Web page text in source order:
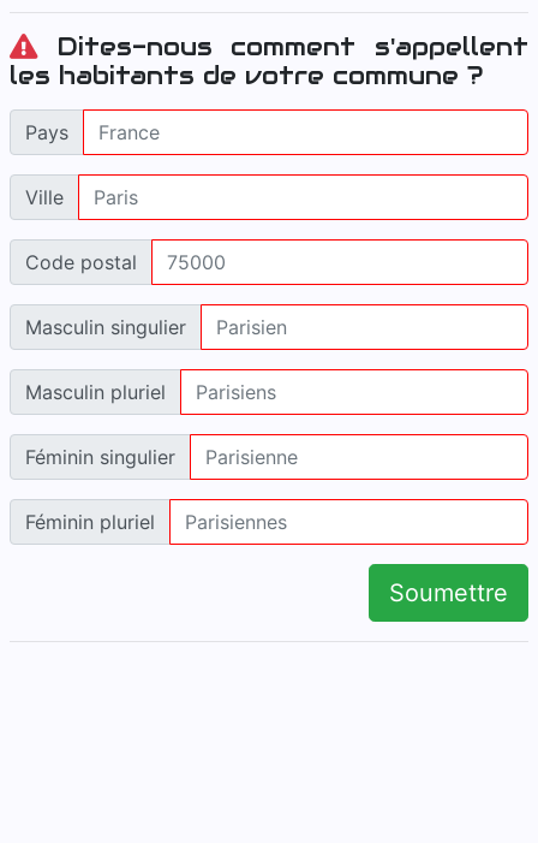
Dites-nous comment s'appellent
les habitants de votre commune ?
Pays
Ville
Code postal
Masculin singulier
Masculin pluriel
Féminin singulier
Féminin pluriel
Soumettre